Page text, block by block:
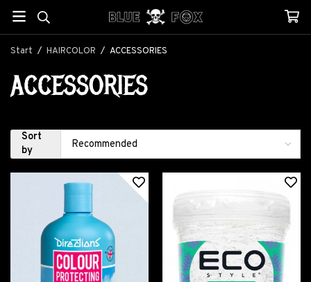
Start / HAIRCOLOR / ACCESSORIES
ACCESSORIES
Sort
by